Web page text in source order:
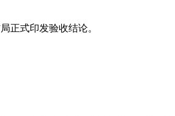
正式印发验收结论。